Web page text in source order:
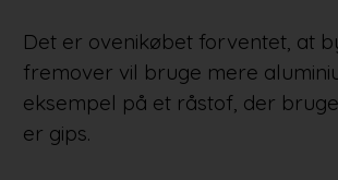
Det er ovenikøbet forventet, at
fremover vil bruge mere
eksempel på et råstof, der
er gips.